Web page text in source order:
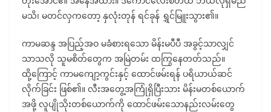
မသိ၊ မတင်လှကတော့ နှလုံးတုန် ရင်ခုန် ရွှင်မြူးသွား၏။
ကာမဆန္ဒ အပြည့်အဝ မခံစားရသော မိန်းမပီပီ အခွင့်သာလျှင်
သာသလို သူမစိတ်တွေက အမြဲတမ်း ထကြွနေတတ်သည်။
ထို့ကြောင့် ကာမကျော့ကွင်းနှင့် ထောင်ဖမ်းရန် ပရိယာယ်ဆင်
လိုက်ခြင်း ဖြစ်၏။ လီးအတွေ့အကြုံရှိပြီးသား မိန်းမတစ်ယောက်
အဖို့ လူပျိုသိုးတစ်ယောက်ကို ထောင်ဖမ်းသောနည်းလမ်းတွေ